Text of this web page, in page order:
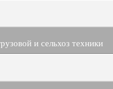
и сельхоз техники